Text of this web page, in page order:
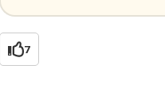
7